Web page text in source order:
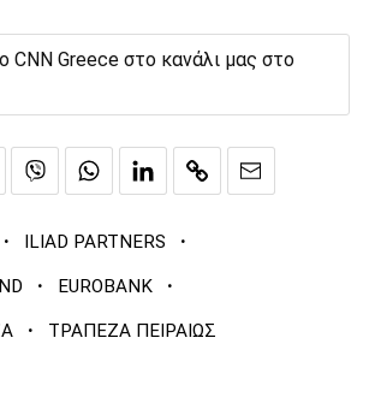
CNN Greece στο κανάλι μας στο
· ILIAD PARTNERS ·
· EUROBANK ·
· ΤΡΑΠΕΖΑ ΠΕΙΡΑΙΩΣ